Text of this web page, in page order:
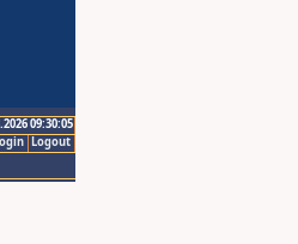
09:30:05
Logout